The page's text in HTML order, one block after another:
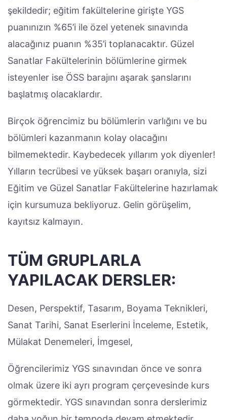
şekildedir; eğitim fakültelerine girişte YGS
puanınızın %65’i ile özel yetenek sınavında
alacağınız puanın %35’i toplanacaktır. Güzel
Sanatlar Fakültelerinin bölümlerine girmek
isteyenler ise ÖSS barajını aşarak şanslarını
başlatmış olacaklardır.
Birçok öğrencimiz bu bölümlerin varlığını ve bu
bölümleri kazanmanın kolay olacağını
bilmemektedir. Kaybedecek yıllarım yok diyenler!
Yılların tecrübesi ve yüksek başarı oranıyla, sizi
Eğitim ve Güzel Sanatlar Fakültelerine hazırlamak
için kursumuza bekliyoruz. Gelin görüşelim,
kayıtsız kalmayın.
TÜM GRUPLARLA
YAPILACAK DERSLER:
Desen, Perspektif, Tasarım, Boyama Teknikleri,
Sanat Tarihi, Sanat Eserlerini İnceleme, Estetik,
Mülakat Denemeleri, İmgesel,
Öğrencilerimiz YGS sınavından önce ve sonra
olmak üzere iki ayrı program çerçevesinde kurs
görmektedir. YGS sınavından sonra derslerimiz